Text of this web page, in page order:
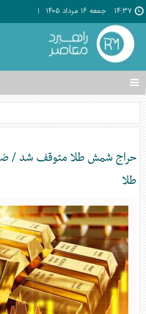
۱۴:۳۷ جمعه ۱۶ مرداد ۱۴۰۵
تغییر
وضعیت
منوی
ها
حراج شمش طلا متوقف شد /
طلا